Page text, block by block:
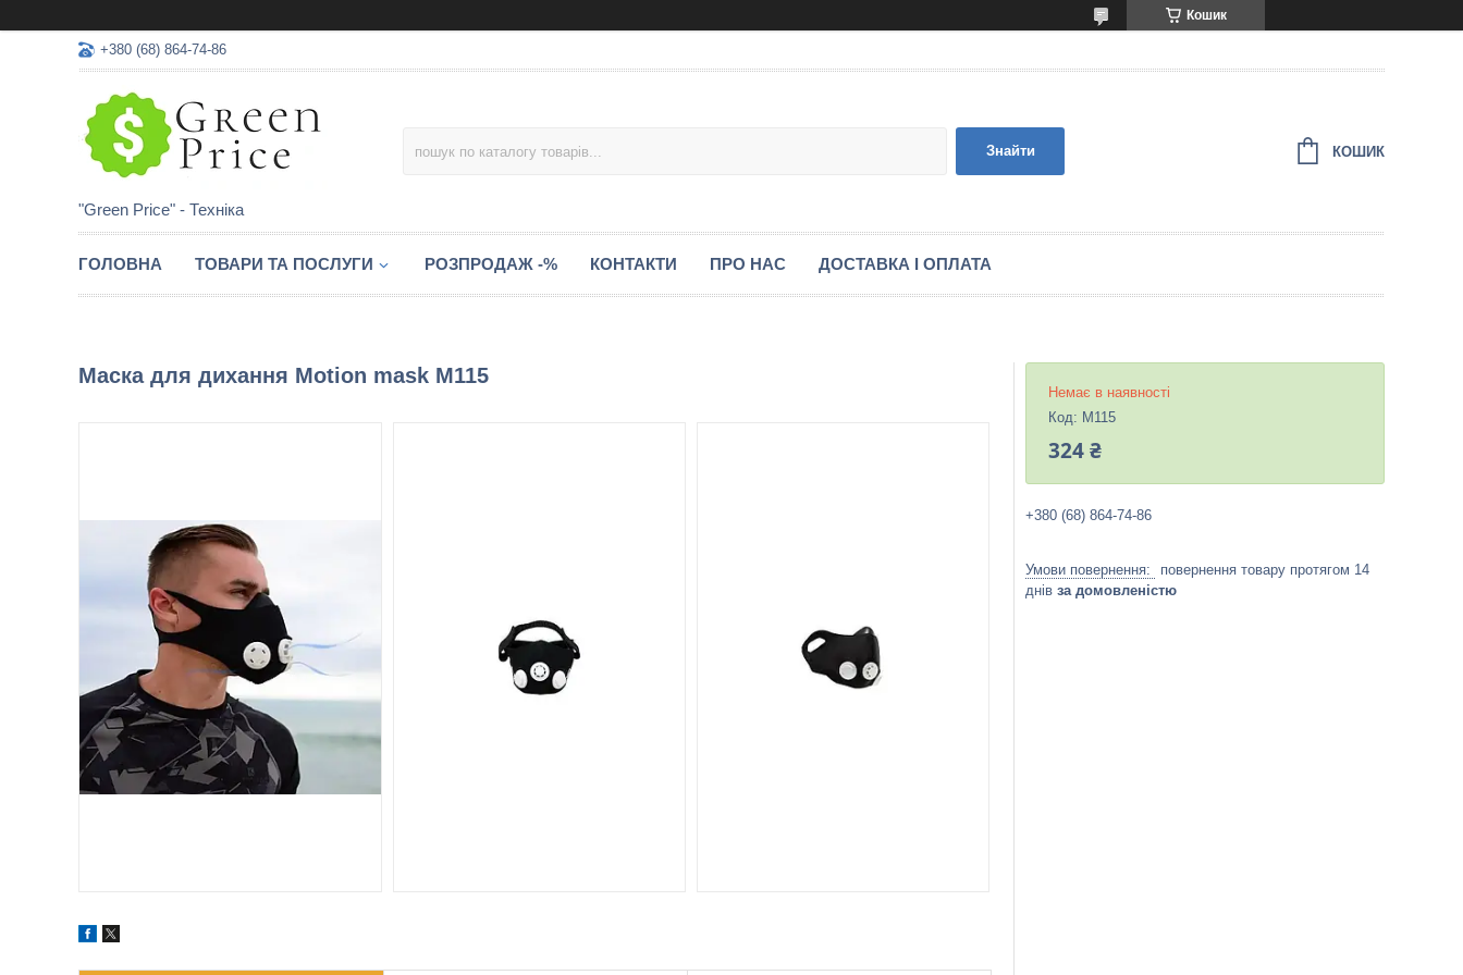
Кошик
+380 (68) 864-74-86
"Green Price" - Техніка
Знайти КОШИК
ГОЛОВНА ТОВАРИ ТА ПОСЛУГИ РОЗПРОДАЖ -% КОНТАКТИ ПРО НАС ДОСТАВКА І ОПЛАТА
Маска для дихання Motion mask M115
Немає в наявності
Код: M115
324 ₴
+380 (68) 864-74-86
повернення товару протягом 14
днів за домовленістю